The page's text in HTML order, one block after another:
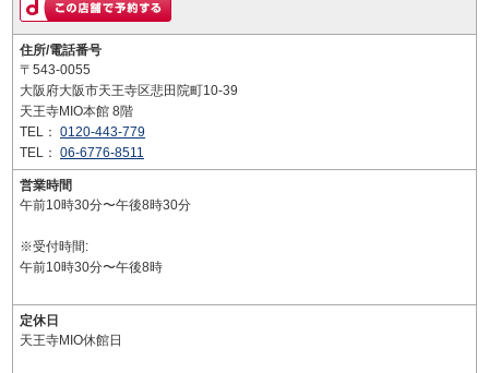
住所/電話番号
〒543-0055
大阪府大阪市天王寺区悲田院町10-39
天王寺MIO本館 8階
TEL： 0120-443-779
TEL： 06-6776-8511
営業時間
午前10時30分〜午後8時30分
※受付時間:
午前10時30分〜午後8時
定休日
天王寺MIO休館日